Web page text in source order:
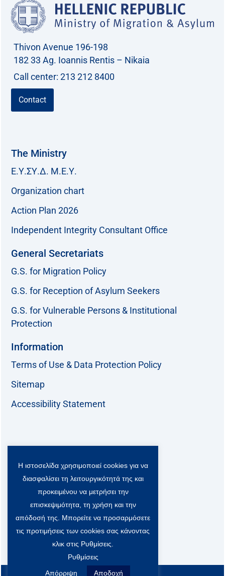
o
Thivon Avenue 196-198
182 33 Ag. Ioannis Rentis – Nikaia
Call center: 213 212 8400
Contact
The Ministry
Ε.Υ.ΣΥ.Δ. Μ.Ε.Υ.
Organization chart
Action Plan 2026
Independent Integrity Consultant Office
General Secretariats
G.S. for Migration Policy
G.S. for Reception of Asylum Seekers
G.S. for Vulnerable Persons & Institutional
Protection
Information
Terms of Use & Data Protection Policy
Sitemap
Accessibility Statement
F
a
o
k
T
w
i
t
t
e
r
-
x
c
L
i
n
k
e
d
i
n
Y
o
u
t
u
b
e
Viber Community:
Η ιστοσελίδα χρησιμοποιεί cookies για να
διασφαλίσει τη λειτουργικότητά της και
προκειμένου να μετρήσει την
επισκεψιμότητα, τη χρήση και την
απόδοσή της. Μπορείτε να προσαρμόσετε
τις προτιμήσεις των cookies σας κάνοντας
κλικ στις Ρυθμίσεις.
Ρυθμίσεις
Απόρριψη Αποδοχή